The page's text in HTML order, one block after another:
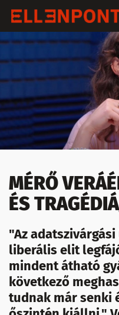
MÉRŐ
ÉS
"Az
liberális elit
mindent átható
következő
tudnak már senki